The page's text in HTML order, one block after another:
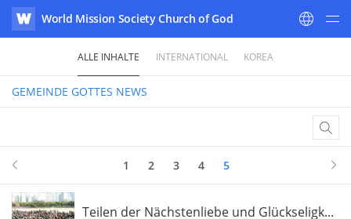
WATV
World Mission Society Church of God
ALLE INHALTE INTERNATIONAL KOREA
GEMEINDE GOTTES NEWS
1 2 3 4 5
Teilen der Nächstenliebe und Glückseligk...